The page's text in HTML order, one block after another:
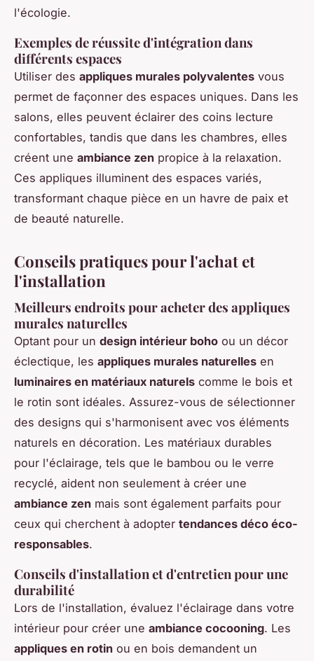
l'écologie.
Exemples de réussite d'intégration dans
différents espaces
Utiliser des appliques murales polyvalentes vous
permet de façonner des espaces uniques. Dans les
salons, elles peuvent éclairer des coins lecture
confortables, tandis que dans les chambres, elles
créent une ambiance zen propice à la relaxation.
Ces appliques illuminent des espaces variés,
transformant chaque pièce en un havre de paix et
de beauté naturelle.
Conseils pratiques pour l'achat et
l'installation
Meilleurs endroits pour acheter des appliques
murales naturelles
Optant pour un design intérieur boho ou un décor
éclectique, les appliques murales naturelles en
luminaires en matériaux naturels comme le bois et
le rotin sont idéales. Assurez-vous de sélectionner
des designs qui s'harmonisent avec vos éléments
naturels en décoration. Les matériaux durables
pour l'éclairage, tels que le bambou ou le verre
recyclé, aident non seulement à créer une
ambiance zen mais sont également parfaits pour
ceux qui cherchent à adopter tendances déco éco-
responsables.
Conseils d'installation et d'entretien pour une
durabilité
Lors de l'installation, évaluez l'éclairage dans votre
intérieur pour créer une ambiance cocooning. Les
appliques en rotin ou en bois demandent un